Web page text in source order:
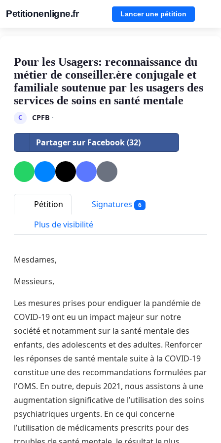
Petitionenligne.fr Lancer une pétition
Pour les Usagers: reconnaissance du
métier de conseiller.ère conjugale et
familiale soutenue par les usagers des
services de soins en santé mentale
C CPFB ·
Partager sur Facebook (32)
Pétition Signatures 6
Plus de visibilité
Mesdames,
Messieurs,
Les mesures prises pour endiguer la pandémie de
COVID-19 ont eu un impact majeur sur notre
société et notamment sur la santé mentale des
enfants, des adolescents et des adultes. Renforcer
les réponses de santé mentale suite à la COVID-19
constitue une des recommandations formulées par
l'OMS. En outre, depuis 2021, nous assistons à une
augmentation significative de l’utilisation des soins
psychiatriques urgents. En ce qui concerne
l’utilisation de médicaments prescrits pour des